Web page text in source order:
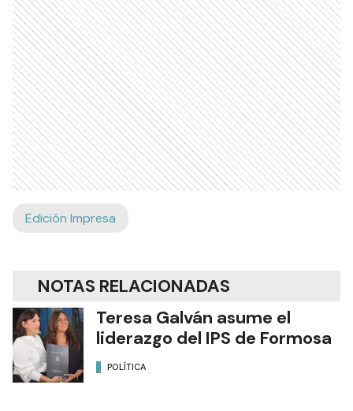
Edición Impresa
NOTAS RELACIONADAS
Teresa Galván asume el
liderazgo del IPS de Formosa
POLÍTICA